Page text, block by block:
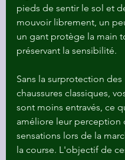
pieds de sentir le sol et
mouvoir librement, un
un gant protège la main
préservant la sensibilité.
Sans la surprotection des
chaussures classiques,
sont moins entravés, ce
améliore leur perception
sensations lors de la
la course. L'objectif de